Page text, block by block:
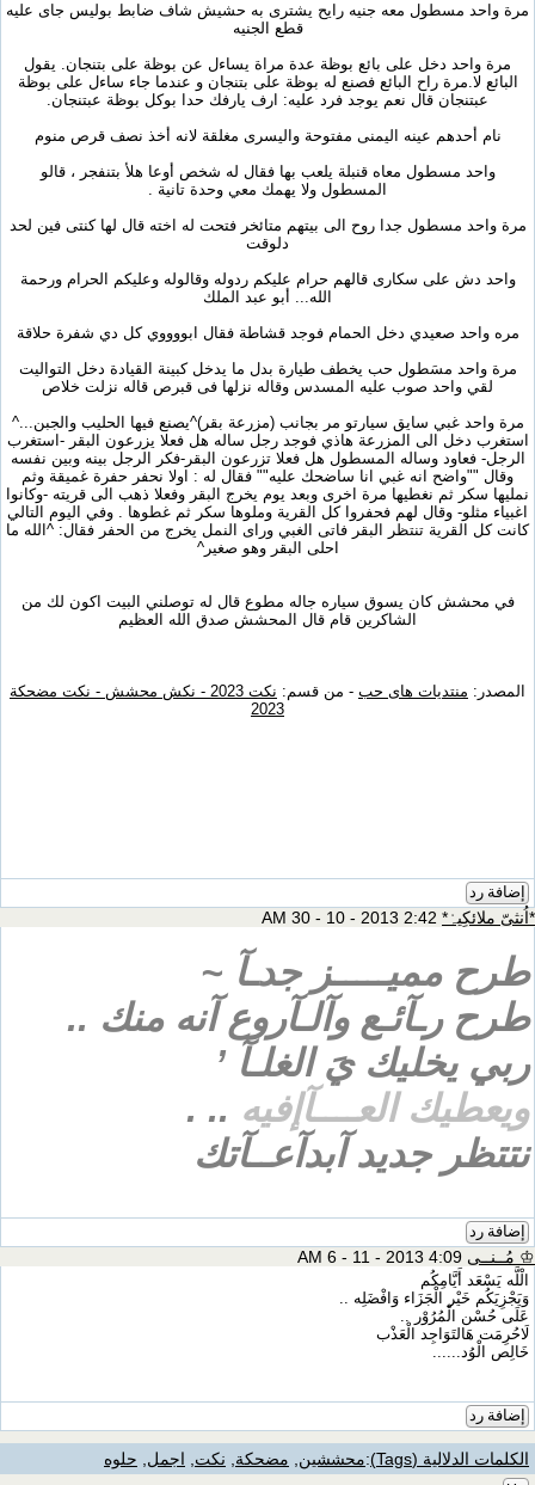
مرة واحد مسطول معه جنيه رايح يشترى به حشيش شاف ضابط بوليس جاى عليه
قطع الجنيه
مرة واحد دخل على بائع بوظة عدة مراة يساءل عن بوظة على بتنجان. يقول
البائع لا.مرة راح البائع فصنع له بوظة على بتنجان و عندما جاء ساءل على بوظة
عبتنجان قال نعم يوجد فرد عليه: ارف يارفك حدا بوكل بوظة عبتنجان.
نام أحدهم عينه اليمنى مفتوحة واليسرى مغلقة لانه أخذ نصف قرص منوم
واحد مسطول معاه قنبلة يلعب بها فقال له شخص أوعا هلأ بتنفجر ، قالو
المسطول ولا يهمك معي وحدة تانية .
مرة واحد مسطول جدا روح الى بيتهم متائخر فتحت له اخته قال لها كنتى فين لحد
دلوقت
واحد دش على سكارى قالهم حرام عليكم ردوله وقالوله وعليكم الحرام ورحمة
الله... أبو عبد الملك
مره واحد صعيدي دخل الحمام فوجد قشاطة فقال ابووووي كل دي شفرة حلاقة
مرة واحد مسَطول حب يخطف طيارة بدل ما يدخل كبينة القيادة دخل التواليت
لقي واحد صوب عليه المسدس وقاله نزلها فى قبرص قاله نزلت خلاص
مرة واحد غبي سايق سيارتو مر بجانب (مزرعة بقر)^يصنع فيها الحليب والجبن...^
استغرب دخل الى المزرعة هاذي فوجد رجل ساله هل فعلا يزرعون البقر -استغرب
الرجل- فعاود وساله المسطول هل فعلا تزرعون البقر-فكر الرجل بينه وبين نفسه
وقال ""واضح انه غبي انا ساضحك عليه"" فقال له : اولا نحفر حفرة غميقة وثم
نمليها سكر ثم نغطيها مرة اخرى وبعد يوم يخرج البقر وفعلا ذهب الى قريته -وكانوا
اغبياء مثلو- وقال لهم فحفروا كل القرية وملوها سكر ثم غطوها . وفي اليوم التالي
كانت كل القرية تنتظر البقر فاتى الغبي وراى النمل يخرج من الحفر فقال: ^الله ما
احلى البقر وهو صغير^
في محشش كان يسوق سياره جاله مطوع قال له توصلني البيت اكون لك من
الشاكرين قام قال المحشش صدق الله العظيم
المصدر: منتديات هاى حب - من قسم:
نكت 2023 - نكش محشش - نكت مضحكة
2023
إضافة رد
*اُنثىّ ملائكِيہْ*
طرح مميـــــز جدـآ ~
طرح رـآئـع وآلـآروع آنه منك ..
ربي يخليك يَ الغلـآ ’
ويعطيك العــــآإفيه .. .
نتتظر جديد آبدآعــآتك
إضافة رد
♔ مُــنــى
الْلَّه يَسْعَد أَيَّامِكُم‎
وَيَجْزِيَكُم خَيْر الْجَزَاء وَافْضَلِه‎‏ ..‏
عَلَى حُسْن الْمُرُوْر‎‏ ..‏
لَاحُرِمَت هَالتَوَاجِد الْعَذْب ‏‎
خَالِص الْوُد‎‏......‏
إضافة رد
الكلمات الدلالية (Tags) :محششين, مضحكة, نكت, اجمل, حلوه